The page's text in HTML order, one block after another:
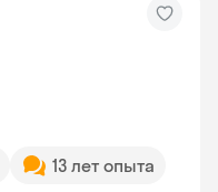
13 лет опыта